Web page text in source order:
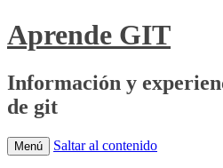
Aprende GIT
Información y
de git
Menú Saltar al contenido